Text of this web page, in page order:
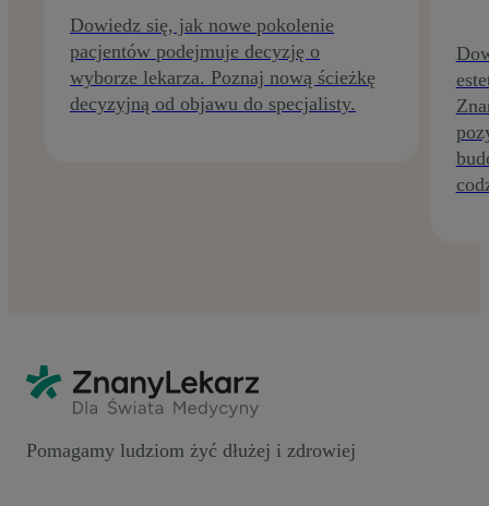
Dowiedz się, jak nowe pokolenie
pacjentów podejmuje decyzję o
wyborze lekarza. Poznaj nową ścieżkę
decyzyjną od objawu do specjalisty.
Pomagamy ludziom żyć dłużej i zdrowiej